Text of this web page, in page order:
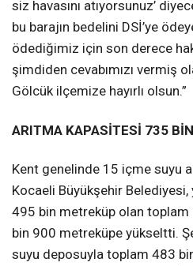
siz havasını atıyorsunuz’
bu barajın bedelini DSİ’ye
ödediğimiz için son derece
şimdiden cevabımızı vermiş
Gölcük ilçemize hayırlı olsun.”
ARITMA KAPASİTESİ 735
Kent genelinde 15 içme suyu
Kocaeli Büyükşehir Belediyesi,
495 bin metreküp olan toplam
bin 900 metreküpe yükseltti.
suyu deposuyla toplam 483